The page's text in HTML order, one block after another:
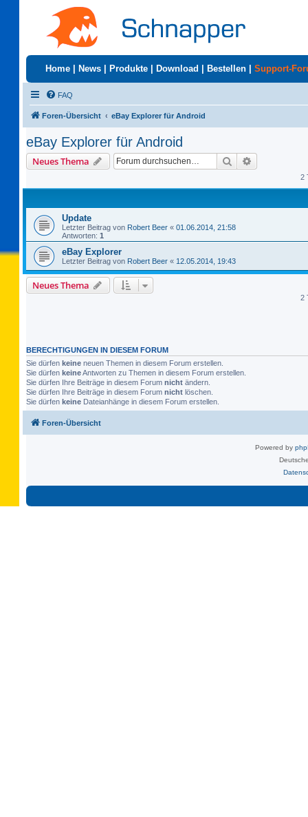
Home News Produkte Download Bestellen Support-
FAQ
Foren-Übersicht eBay Explorer für Android
eBay Explorer für Android
Neues Thema Suche
2
Update
Letzter Beitrag von Robert Beer « 01.06.2014, 21:58
Antworten: 1
eBay Explorer
Letzter Beitrag von Robert Beer « 12.05.2014, 19:43
Neues Thema
2
BERECHTIGUNGEN IN DIESEM FORUM
Sie dürfen keine neuen Themen in diesem Forum erstellen.
Sie dürfen keineAntworten zu Themen in diesem Forum erstellen.
Sie dürfen Ihre Beiträge in diesem Forum nicht ändern.
Sie dürfen Ihre Beiträge in diesem Forum nicht löschen.
Sie dürfen keine Dateianhänge in diesem Forum erstellen.
Foren-Übersicht
Powered by